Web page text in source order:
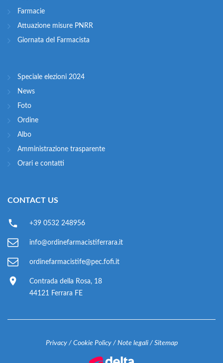
Farmacie
Attuazione misure PNRR
Giornata del Farmacista
Speciale elezioni 2024
News
Foto
Ordine
Albo
Amministrazione trasparente
Orari e contatti
CONTACT US
+39 0532 248956
info@ordinefarmacistiferrara.it
ordinefarmacistife@pec.fofi.it
Contrada della Rosa, 18
44121 Ferrara FE
Privacy/ Cookie Policy/ Note legali/ Sitemap